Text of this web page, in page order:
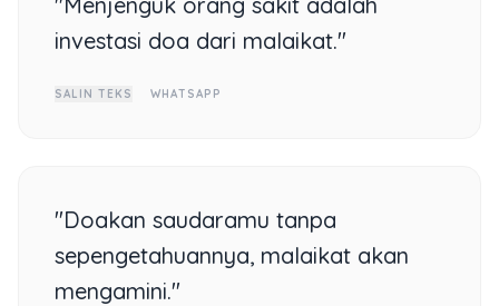
investasi doa dari malaikat."
SALIN TEKS WHATSAPP
"Doakan saudaramu tanpa
sepengetahuannya, malaikat akan
mengamini."